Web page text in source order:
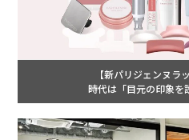
【新パリジェンヌラ
時代は「目元の印象を